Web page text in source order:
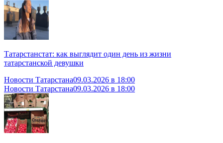
Татарстанстат: как выглядит один день из жизни
татарстанской девушки
Новости Татарстана09.03.2026 в 18:00
Новости Татарстана09.03.2026 в 18:00